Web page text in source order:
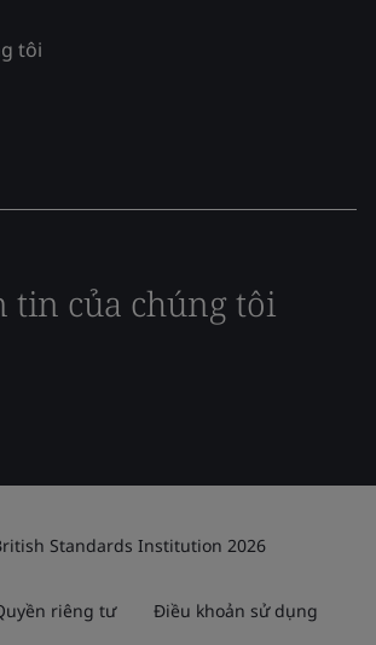
tôi
tin của chúng tôi
Standards Institution 2026
riêng tư Điều khoản sử dụng